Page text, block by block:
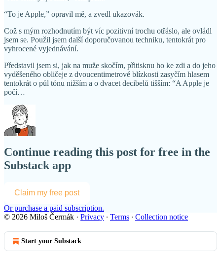
“To je Apple,” opravil mě, a zvedl ukazovák.
Což s mým rozhodnutím být víc pozitivní trochu otřáslo, ale ovládl
jsem se. Použil jsem další doporučovanou techniku, tentokrát pro
vyhrocené vyjednávání.
Představil jsem si, jak na muže skočím, přitisknu ho ke zdi a do jeho
vyděšeného obličeje z dvoucentimetrové blízkosti zasyčím hlasem
tentokrát o půl tónu nižším a o dvacet decibelů tišším: “A Apple je
počí…
Continue reading this post for free in the
Substack app
Claim my free post
Or purchase a paid subscription.
© 2026 Miloš Čermák · Privacy ∙ Terms ∙ Collection notice
Start your Substack